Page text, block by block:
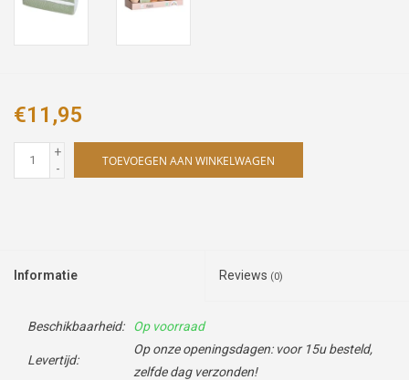
€11,95
+
-
TOEVOEGEN AAN WINKELWAGEN
Informatie Reviews (0)
Beschikbaarheid: Op voorraad
Levertijd:
Op onze openingsdagen: voor 15u besteld,
zelfde dag verzonden!